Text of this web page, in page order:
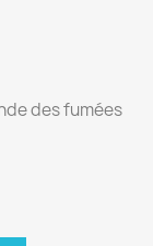
des fumées